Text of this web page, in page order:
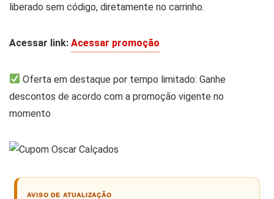
liberado sem código, diretamente no carrinho.
Acessar link: Acessar promoção
Oferta em destaque por tempo limitado: Ganhe
descontos de acordo com a promoção vigente no
momento
AVISO DE ATUALIZAÇÃO